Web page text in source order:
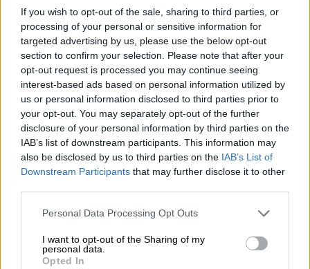
If you wish to opt-out of the sale, sharing to third parties, or
processing of your personal or sensitive information for
targeted advertising by us, please use the below opt-out
section to confirm your selection. Please note that after your
opt-out request is processed you may continue seeing
interest-based ads based on personal information utilized by
us or personal information disclosed to third parties prior to
your opt-out. You may separately opt-out of the further
disclosure of your personal information by third parties on the
IAB’s list of downstream participants. This information may
also be disclosed by us to third parties on the IAB’s List of
Downstream Participants that may further disclose it to other
Please note that this website/app uses one or more Google
not limited to your visit or usage behaviour. You may click to
grant or deny consent to Google and its third-party tags to
Personal Data Processing Opt Outs
I want to opt-out of the Sharing of my
personal data.
Opted In
αυτές τις εντάσεις και τις κρίσεις,η
Τουρκία είναι πλέον γνωστή ως πυλώνας
σταθερότητας, παρά τις παγίδες που της
έχουν βάλει εδώ και χρόνια. Όχι μόνο
προστατεύουμε τη σταθερότητα και την
ειρήνη μας, αλλά προσπαθούμε επίσης να
τερματίσουμε τις συγκρούσεις και να
διασφαλίσουμε ότι σε ολόκληρη την περιοχή
μας θα επικρατήσει ειρήνη και ηρεμία», είπε
ο επίσης ο Ερντογάν.
ΔΙΑΒΑΣΤΕ ΕΠΙΣΗΣ
Κόσμος|18.01.2024 07:15
Πολλαπλά μηνύματα Ερντογάν μετά